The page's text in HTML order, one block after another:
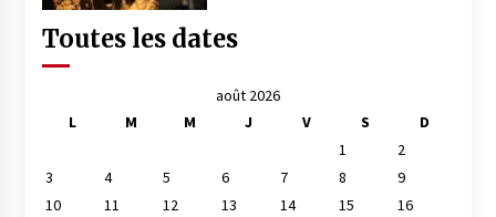
Toutes les dates
août 2026
L
M M J V S
D
1
2
3
4 5 6 7 8
9
10
11 12 13 14 15
16